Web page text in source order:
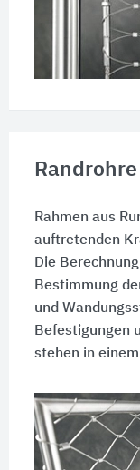
Rahmen aus
auftretenden
Die
Bestimmung
und
Befestigungen
stehen in